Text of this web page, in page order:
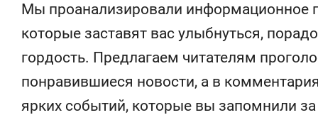
Мы проанализировали информационное
которые заставят вас улыбнуться,
гордость. Предлагаем читателям
понравившиеся новости, а в
ярких событий, которые вы запомнили